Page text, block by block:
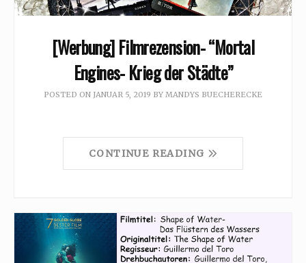
[Werbung] Filmrezension- “Mortal
Engines- Krieg der Städte”
POSTED ON JANUAR 5, 2019 BY MANDYS BUECHERECKE
CONTINUE READING